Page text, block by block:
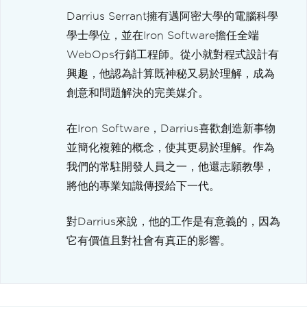
Darrius Serrant擁有邁阿密大學的電腦科學
學士學位，並在Iron Software擔任全端
WebOps行銷工程師。從小就對程式設計有
興趣，他認為計算既神秘又易於理解，成為
創意和問題解決的完美媒介。
在Iron Software，Darrius喜歡創造新事物
並簡化複雜的概念，使其更易於理解。作為
我們的常駐開發人員之一，他還志願教學，
將他的專業知識傳授給下一代。
對Darrius來說，他的工作是有意義的，因為
它有價值且對社會有真正的影響。